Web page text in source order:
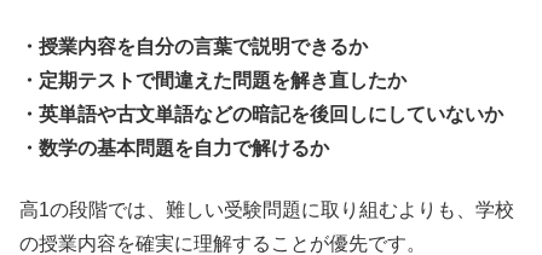
・授業内容を自分の言葉で説明できるか
・定期テストで間違えた問題を解き直したか
・英単語や古文単語などの暗記を後回しにしていないか
・数学の基本問題を自力で解けるか
高1の段階では、難しい受験問題に取り組むよりも、学校
の授業内容を確実に理解することが優先です。